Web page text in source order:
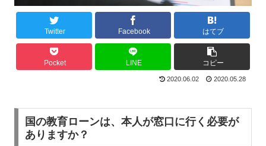
Twitter Facebook はてブ
Pocket LINE コピー
2020.06.02 2020.05.28
国の教育ローンは、本人が窓口に行く必要が
ありますか？